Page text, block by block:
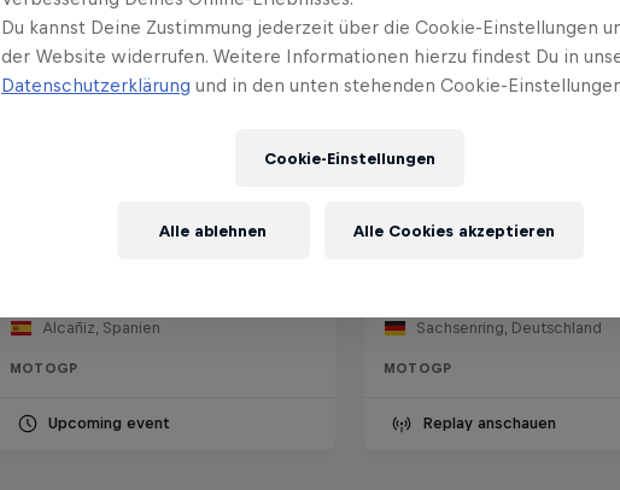
MotoGP™ Großer Preis von
Alcañiz, Spanien
MOTOGP
Upcoming event
MotoGP™ Großer Preis
Sachsenring, Deutschland
MOTOGP
Replay anschauen
Du kannst Deine Zustimmung jederzeit über die Cookie-Einstellungen
der Website widerrufen. Weitere Informationen hierzu findest Du in
Datenschutzerklärung und in den unten stehenden Cookie-
Cookie-Einstellungen
Alle ablehnen Alle Cookies akzeptieren